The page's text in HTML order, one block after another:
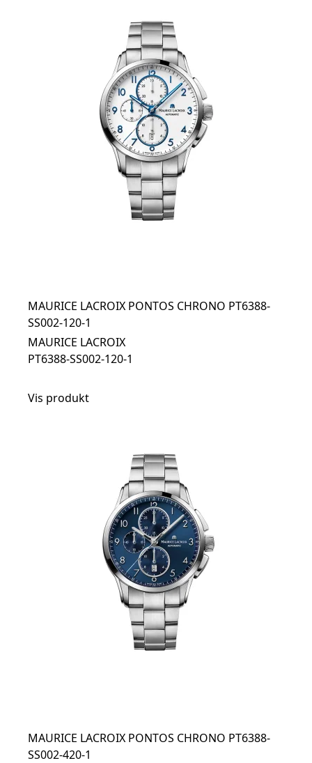
MAURICE LACROIX PONTOS CHRONO PT6388-
SS002-120-1
MAURICE LACROIX
PT6388-SS002-120-1
Vis produkt
MAURICE LACROIX PONTOS CHRONO PT6388-
SS002-420-1